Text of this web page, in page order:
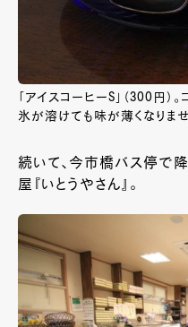
「アイスコーヒーS」（300円）
氷が溶けても味が薄くなりま
続いて、今市橋バス停で
屋『いとうやさん』。